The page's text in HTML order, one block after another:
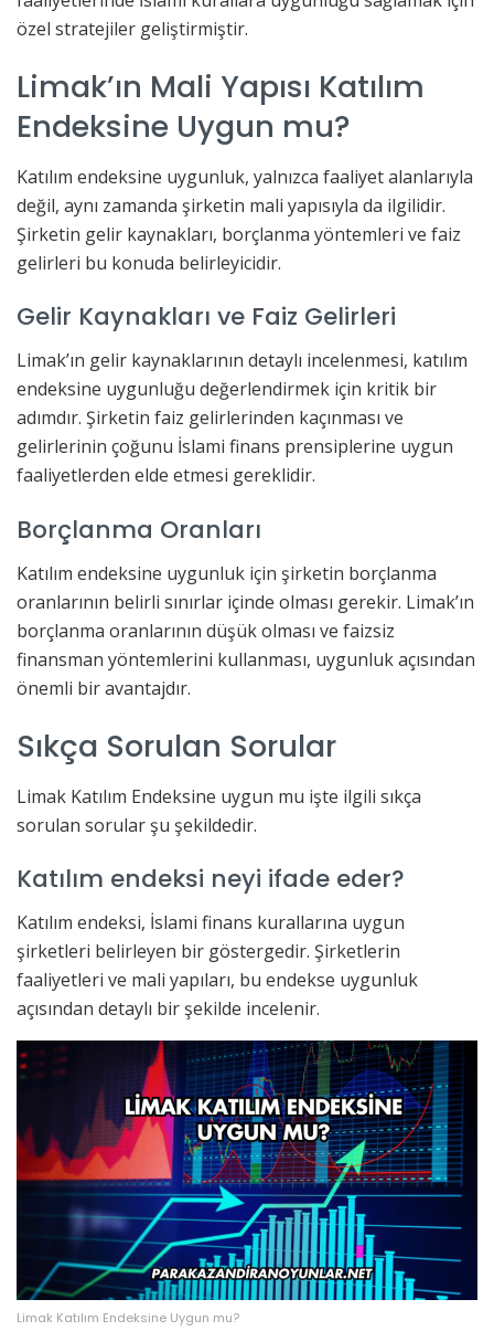
özel stratejiler geliştirmiştir.
Limak’ın Mali Yapısı Katılım
Endeksine Uygun mu?
Katılım endeksine uygunluk, yalnızca faaliyet alanlarıyla
değil, aynı zamanda şirketin mali yapısıyla da ilgilidir.
Şirketin gelir kaynakları, borçlanma yöntemleri ve faiz
gelirleri bu konuda belirleyicidir.
Gelir Kaynakları ve Faiz Gelirleri
Limak’ın gelir kaynaklarının detaylı incelenmesi, katılım
endeksine uygunluğu değerlendirmek için kritik bir
adımdır. Şirketin faiz gelirlerinden kaçınması ve
gelirlerinin çoğunu İslami finans prensiplerine uygun
faaliyetlerden elde etmesi gereklidir.
Borçlanma Oranları
Katılım endeksine uygunluk için şirketin borçlanma
oranlarının belirli sınırlar içinde olması gerekir. Limak’ın
borçlanma oranlarının düşük olması ve faizsiz
finansman yöntemlerini kullanması, uygunluk açısından
önemli bir avantajdır.
Sıkça Sorulan Sorular
Limak Katılım Endeksine uygun mu işte ilgili sıkça
sorulan sorular şu şekildedir.
Katılım endeksi neyi ifade eder?
Katılım endeksi, İslami finans kurallarına uygun
şirketleri belirleyen bir göstergedir. Şirketlerin
faaliyetleri ve mali yapıları, bu endekse uygunluk
açısından detaylı bir şekilde incelenir.
Limak Katılım Endeksine Uygun mu?